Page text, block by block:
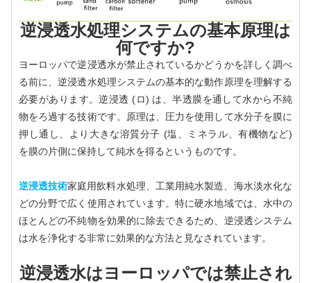
逆浸透水処理システムの基本原理は
何ですか?
ヨーロッパで逆浸透水が禁止されているかどうかを詳しく調べ
る前に、逆浸透水処理システムの基本的な動作原理を理解する
必要があります。逆浸透 (ロ) は、半透膜を通して水から不純
物をろ過する技術です。原理は、圧力を使用して水分子を膜に
押し通し、より大きな溶質分子 (塩、ミネラル、有機物など)
を膜の片側に保持して純水を得るというものです。
逆浸透技術家庭用飲料水処理、工業用純水製造、海水淡水化な
どの分野で広く使用されています。特に硬水地域では、水中の
ほとんどの不純物を効果的に除去できるため、逆浸透システム
は水を浄化する非常に効果的な方法と見なされています。
逆浸透水はヨーロッパでは禁止され